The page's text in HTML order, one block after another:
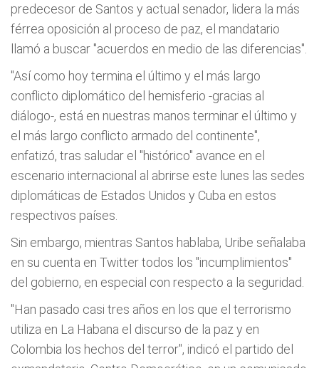
predecesor de Santos y actual senador, lidera la más
férrea oposición al proceso de paz, el mandatario
llamó a buscar "acuerdos en medio de las diferencias".
"Así como hoy termina el último y el más largo
conflicto diplomático del hemisferio -gracias al
diálogo-, está en nuestras manos terminar el último y
el más largo conflicto armado del continente",
enfatizó, tras saludar el "histórico" avance en el
escenario internacional al abrirse este lunes las sedes
diplomáticas de Estados Unidos y Cuba en estos
respectivos países.
Sin embargo, mientras Santos hablaba, Uribe señalaba
en su cuenta en Twitter todos los "incumplimientos"
del gobierno, en especial con respecto a la seguridad.
"Han pasado casi tres años en los que el terrorismo
utiliza en La Habana el discurso de la paz y en
Colombia los hechos del terror", indicó el partido del